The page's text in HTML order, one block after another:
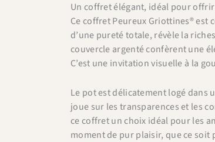
Un coffret élégant, idéal pour offrir
Ce coffret Peureux Griottines®
d’une pureté totale, révèle la
couvercle argenté confèrent une
C’est une invitation visuelle à la
Le pot est délicatement logé dans
joue sur les transparences et les
ce coffret un choix idéal pour les
moment de pur plaisir, que ce